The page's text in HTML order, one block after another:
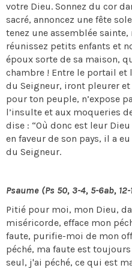
votre Dieu. Sonnez du cor
sacré, annoncez une fête
tenez une assemblée
réunissez petits enfants et
époux sorte de sa maison,
chambre ! Entre le portail et
du Seigneur, iront pleurer
pour ton peuple, n’expose
l’insulte et aux moqueries
dise : “Où donc est leur
en faveur de son pays, il a
du Seigneur.
Psaume (Ps 50, 3-4, 5-6ab, 12-
Pitié pour moi, mon Dieu,
miséricorde, efface mon
faute, purifie-moi de mon
péché, ma faute est
seul, j'ai péché, ce qui est